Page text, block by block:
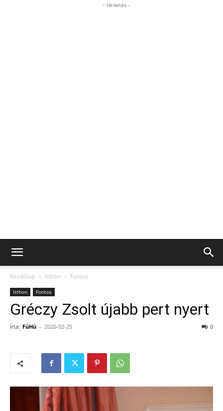
- Hirdetés -
Kezdőlap Itthon Fontos
Itthon Fontos
Gréczy Zsolt újabb pert nyert
Írta: FüHü - 2020-02-25 0